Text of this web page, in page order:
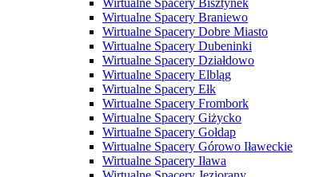
Wirtualne Spacery Bisztynek
Wirtualne Spacery Braniewo
Wirtualne Spacery Dobre Miasto
Wirtualne Spacery Dubeninki
Wirtualne Spacery Działdowo
Wirtualne Spacery Elbląg
Wirtualne Spacery Ełk
Wirtualne Spacery Frombork
Wirtualne Spacery Giżycko
Wirtualne Spacery Gołdap
Wirtualne Spacery Górowo Iławeckie
Wirtualne Spacery Iława